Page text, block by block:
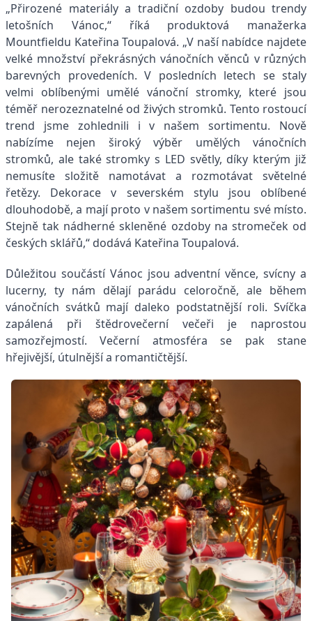
„Přirozené materiály a tradiční ozdoby budou trendy
letošních Vánoc,“ říká produktová manažerka
Mountfieldu Kateřina Toupalová. „V naší nabídce najdete
velké množství překrásných vánočních věnců v různých
barevných provedeních. V posledních letech se staly
velmi oblíbenými umělé vánoční stromky, které jsou
téměř nerozeznatelné od živých stromků. Tento rostoucí
trend jsme zohlednili i v našem sortimentu. Nově
nabízíme nejen široký výběr umělých vánočních
stromků, ale také stromky s LED světly, díky kterým již
nemusíte složitě namotávat a rozmotávat světelné
řetězy. Dekorace v severském stylu jsou oblíbené
dlouhodobě, a mají proto v našem sortimentu své místo.
Stejně tak nádherné skleněné ozdoby na stromeček od
českých sklářů,“ dodává Kateřina Toupalová.
Důležitou součástí Vánoc jsou adventní věnce, svícny a
lucerny, ty nám dělají parádu celoročně, ale během
vánočních svátků mají daleko podstatnější roli. Svíčka
zapálená při štědrovečerní večeři je naprostou
samozřejmostí. Večerní atmosféra se pak stane
hřejivější, útulnější a romantičtější.